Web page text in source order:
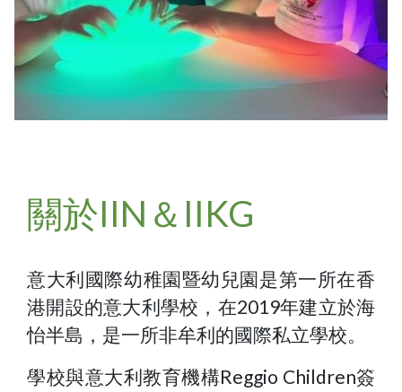
關於IIN＆IIKG
意大利國際幼稚園暨幼兒園是第一所在香
港開設的意大利學校，在2019年建立於海
怡半島，是一所非牟利的國際私立學校。
學校與意大利教育機構Reggio Children簽